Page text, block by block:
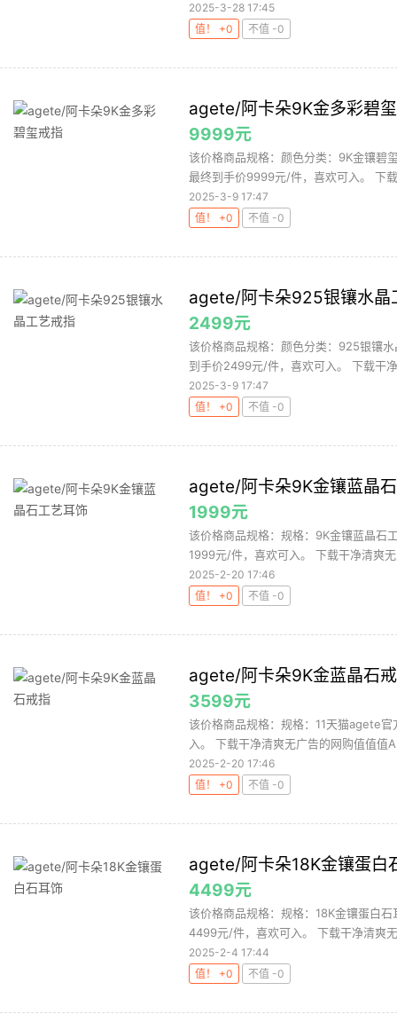
2025-3-28 17:45
值！ +0
不值 -0
agete/阿卡朵9K金多彩碧
9999元
该价格商品规格：颜色分类：9K金镶碧
最终到手价9999元/件，喜欢可入。 下
2025-3-9 17:47
值！ +0
不值 -0
agete/阿卡朵925银镶水晶
2499元
该价格商品规格：颜色分类：925银镶
到手价2499元/件，喜欢可入。 下载干
2025-3-9 17:47
值！ +0
不值 -0
agete/阿卡朵9K金镶蓝晶
1999元
该价格商品规格：规格：9K金镶蓝晶石
1999元/件，喜欢可入。 下载干净清爽
2025-2-20 17:46
值！ +0
不值 -0
agete/阿卡朵9K金蓝晶石
3599元
该价格商品规格：规格：11天猫agete
入。 下载干净清爽无广告的网购值值值
2025-2-20 17:46
值！ +0
不值 -0
agete/阿卡朵18K金镶蛋白
4499元
该价格商品规格：规格：18K金镶蛋白
4499元/件，喜欢可入。 下载干净清爽
2025-2-4 17:44
值！ +0
不值 -0